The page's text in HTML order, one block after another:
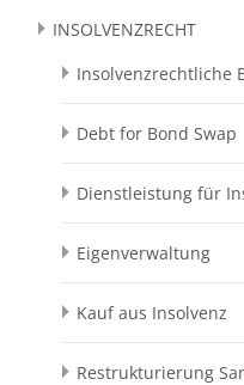
INSOLVENZRECHT
Insolvenzrechtliche
Debt for Bond Swap
Dienstleistung für
Eigenverwaltung
Kauf aus Insolvenz
Restrukturierung